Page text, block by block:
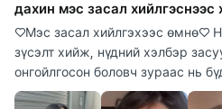
дахин мэс засал хийлгэснээс
♡Мэс засал хийлгэхээс өмнө♡
зүсэлт хийж, нүдний хэлбэр
онгойлгосон боловч зураас нь